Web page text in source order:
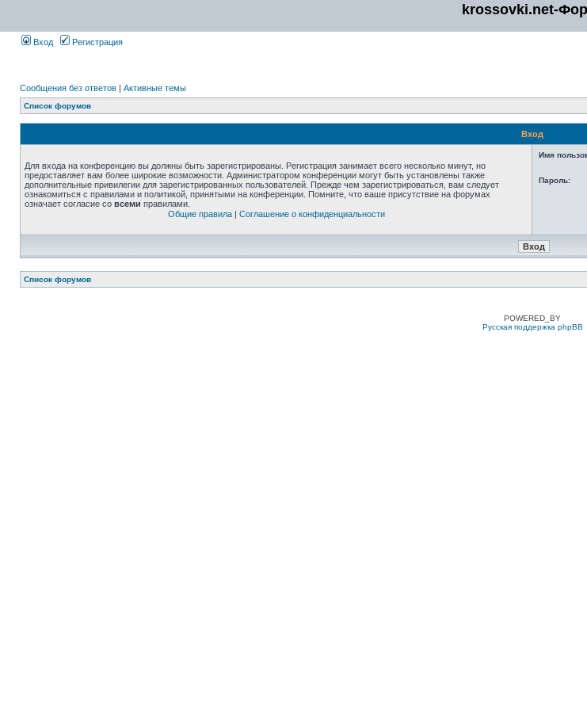
krossovki.net-
Вход Регистрация
Сообщения без ответов | Активные темы
Список форумов
Вход
Для входа на конференцию вы должны быть зарегистрированы. Регистрация занимает всего несколько минут, но
предоставляет вам более широкие возможности. Администратором конференции могут быть установлены также
дополнительные привилегии для зарегистрированных пользователей. Прежде чем зарегистрироваться, вам следует
ознакомиться с правилами и политикой, принятыми на конференции. Помните, что ваше присутствие на форумах
означает согласие со всеми правилами.
Общие правила| Соглашение о конфиденциальности
Имя
Пароль:
Список форумов
POWERED_BY
Русская поддержка phpBB